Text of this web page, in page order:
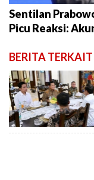
Sentilan
Picu Reaksi:
BERITA TERKAIT